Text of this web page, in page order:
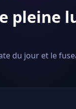
pleine
du jour et le